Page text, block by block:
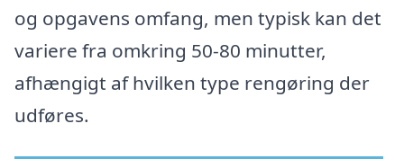
og opgavens omfang, men typisk kan det
variere fra omkring 50-80 minutter,
afhængigt af hvilken type rengøring der
udføres.